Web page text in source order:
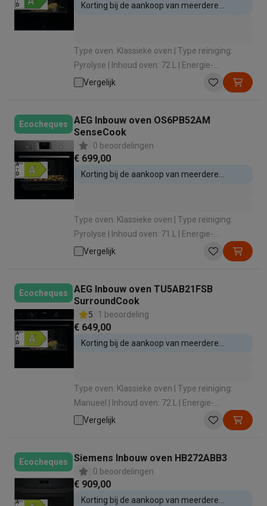
Korting bij de aankoop van meerdere
Type oven: Klassieke oven | Type reiniging:
Pyrolyse | Inhoud oven: 72 L | Energie-
efficiëntieklasse: A++ | Verwarmingswijze: Hete
Vergelijk
Ecocheques
AEG Inbouw oven OS6PB52AM
SenseCook
0 beoordelingen
€ 699,00
Korting bij de aankoop van meerdere
Type oven: Klassieke oven | Type reiniging:
Pyrolyse | Inhoud oven: 71 L | Energie-
efficiëntieklasse: A+ | Verwarmingswijze: Hete
Vergelijk
Ecocheques
AEG Inbouw oven TU5AB21FSB
SurroundCook
5
1 beoordeling
€ 649,00
Korting bij de aankoop van meerdere
Type oven: Klassieke oven | Type reiniging:
Manueel | Inhoud oven: 72 L | Energie-
efficiëntieklasse: A+ | Verwarmingswijze: Hete
Vergelijk
Ecocheques Siemens Inbouw oven HB272ABB3
0 beoordelingen
€ 909,00
Korting bij de aankoop van meerdere